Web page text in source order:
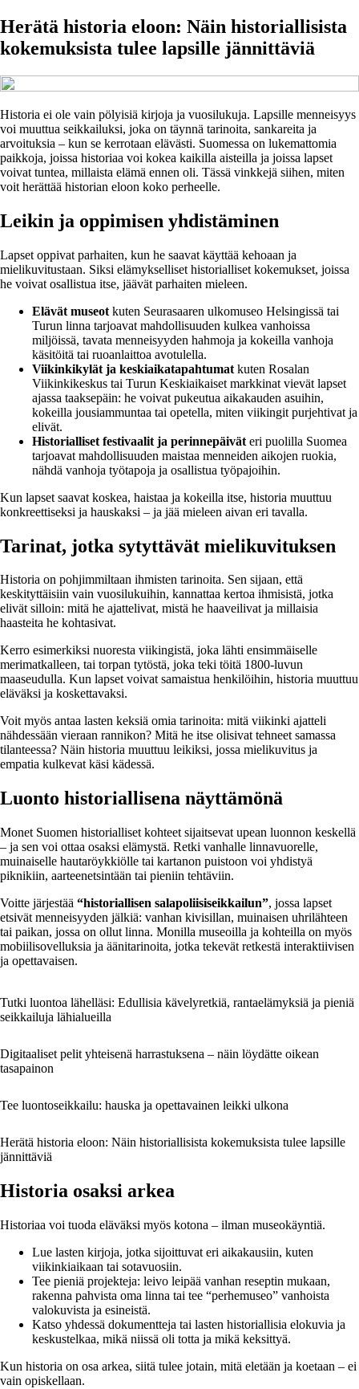
Herätä historia eloon: Näin historiallisista
kokemuksista tulee lapsille jännittäviä
Historia ei ole vain pölyisiä kirjoja ja vuosilukuja. Lapsille menneisyys
voi muuttua seikkailuksi, joka on täynnä tarinoita, sankareita ja
arvoituksia – kun se kerrotaan elävästi. Suomessa on lukemattomia
paikkoja, joissa historiaa voi kokea kaikilla aisteilla ja joissa lapset
voivat tuntea, millaista elämä ennen oli. Tässä vinkkejä siihen, miten
voit herättää historian eloon koko perheelle.
Leikin ja oppimisen yhdistäminen
Lapset oppivat parhaiten, kun he saavat käyttää kehoaan ja
mielikuvitustaan. Siksi elämykselliset historialliset kokemukset, joissa
he voivat osallistua itse, jäävät parhaiten mieleen.
Elävät museot kuten Seurasaaren ulkomuseo Helsingissä tai
Turun linna tarjoavat mahdollisuuden kulkea vanhoissa
miljöissä, tavata menneisyyden hahmoja ja kokeilla vanhoja
käsitöitä tai ruoanlaittoa avotulella.
Viikinkikylät ja keskiaikatapahtumat kuten Rosalan
Viikinkikeskus tai Turun Keskiaikaiset markkinat vievät lapset
ajassa taaksepäin: he voivat pukeutua aikakauden asuihin,
kokeilla jousiammuntaa tai opetella, miten viikingit purjehtivat ja
elivät.
Historialliset festivaalit ja perinnepäivät eri puolilla Suomea
tarjoavat mahdollisuuden maistaa menneiden aikojen ruokia,
nähdä vanhoja työtapoja ja osallistua työpajoihin.
Kun lapset saavat koskea, haistaa ja kokeilla itse, historia muuttuu
konkreettiseksi ja hauskaksi – ja jää mieleen aivan eri tavalla.
Tarinat, jotka sytyttävät mielikuvituksen
Historia on pohjimmiltaan ihmisten tarinoita. Sen sijaan, että
keskityttäisiin vain vuosilukuihin, kannattaa kertoa ihmisistä, jotka
elivät silloin: mitä he ajattelivat, mistä he haaveilivat ja millaisia
haasteita he kohtasivat.
Kerro esimerkiksi nuoresta viikingistä, joka lähti ensimmäiselle
merimatkalleen, tai torpan tytöstä, joka teki töitä 1800-luvun
maaseudulla. Kun lapset voivat samaistua henkilöihin, historia muuttuu
eläväksi ja koskettavaksi.
Voit myös antaa lasten keksiä omia tarinoita: mitä viikinki ajatteli
nähdessään vieraan rannikon? Mitä he itse olisivat tehneet samassa
tilanteessa? Näin historia muuttuu leikiksi, jossa mielikuvitus ja
empatia kulkevat käsi kädessä.
Luonto historiallisena näyttämönä
Monet Suomen historialliset kohteet sijaitsevat upean luonnon keskellä
– ja sen voi ottaa osaksi elämystä. Retki vanhalle linnavuorelle,
muinaiselle hautaröykkiölle tai kartanon puistoon voi yhdistyä
piknikiin, aarteenetsintään tai pieniin tehtäviin.
Voitte järjestää “historiallisen salapoliisiseikkailun”, jossa lapset
etsivät menneisyyden jälkiä: vanhan kivisillan, muinaisen uhrilähteen
tai paikan, jossa on ollut linna. Monilla museoilla ja kohteilla on myös
mobiilisovelluksia ja äänitarinoita, jotka tekevät retkestä interaktiivisen
ja opettavaisen.
Tutki luontoa lähelläsi: Edullisia kävelyretkiä, rantaelämyksiä ja pieniä
seikkailuja lähialueilla
Digitaaliset pelit yhteisenä harrastuksena – näin löydätte oikean
tasapainon
Tee luontoseikkailu: hauska ja opettavainen leikki ulkona
Herätä historia eloon: Näin historiallisista kokemuksista tulee lapsille
jännittäviä
Historia osaksi arkea
Historiaa voi tuoda eläväksi myös kotona – ilman museokäyntiä.
Lue lasten kirjoja, jotka sijoittuvat eri aikakausiin, kuten
viikinkiaikaan tai sotavuosiin.
Tee pieniä projekteja: leivo leipää vanhan reseptin mukaan,
rakenna pahvista oma linna tai tee “perhemuseo” vanhoista
valokuvista ja esineistä.
Katso yhdessä dokumentteja tai lasten historiallisia elokuvia ja
keskustelkaa, mikä niissä oli totta ja mikä keksittyä.
Kun historia on osa arkea, siitä tulee jotain, mitä eletään ja koetaan – ei
vain opiskellaan.